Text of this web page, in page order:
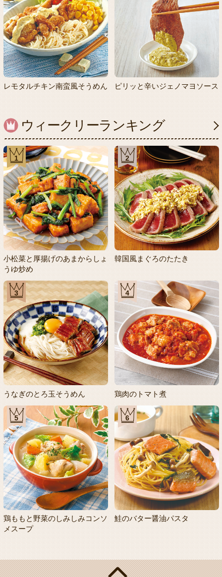
レモタルチキン南蛮風そうめん ピリッと辛いジェノマヨソース
ウィークリーランキング
1
小松菜と厚揚げのあまからしょ
うゆ炒め
2
韓国風まぐろのたたき
3
うなぎのとろ玉そうめん
4
鶏肉のトマト煮
5
鶏ももと野菜のしみしみコンソ
メスープ
6
鮭のバター醤油パスタ